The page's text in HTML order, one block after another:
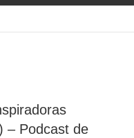
– Podcast de